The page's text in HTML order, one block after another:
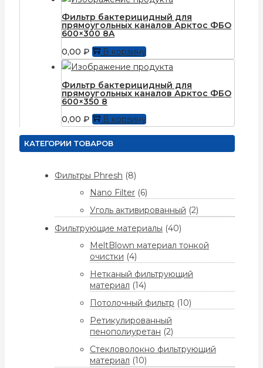
Фильтр бактерицидный для
прямоугольных каналов Арктос ФБО
600×300 8A
0,00 ₽ В корзину
Фильтр бактерицидный для
прямоугольных каналов Арктос ФБО
600×350 8
0,00 ₽ В корзину
КАТЕГОРИИ ТОВАРОВ
Фильтры Phresh (8)
Nano Filter (6)
Уголь активированный (2)
Фильтрующие материалы (40)
MeltBlown материал тонкой
очистки (4)
Нетканый фильтрующий
материал (14)
Потолочный фильтр (10)
Ретикулированный
пенополиуретан (2)
Стекловолокно фильтрующий
материал (10)